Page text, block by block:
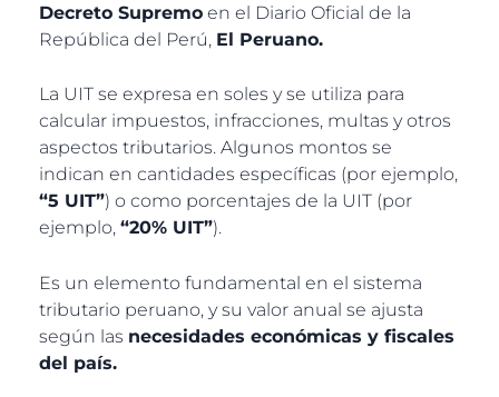
Decreto Supremo en el Diario Oficial de la
República del Perú, El Peruano.
La UIT se expresa en soles y se utiliza para
calcular impuestos, infracciones, multas y otros
aspectos tributarios. Algunos montos se
indican en cantidades específicas (por ejemplo,
“5 UIT”) o como porcentajes de la UIT (por
ejemplo, “20% UIT”).
Es un elemento fundamental en el sistema
tributario peruano, y su valor anual se ajusta
según las necesidades económicas y fiscales
del país.